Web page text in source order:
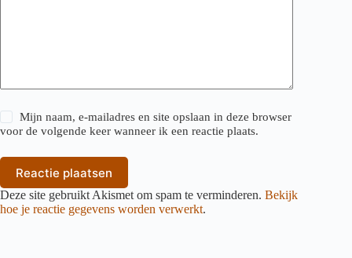
Mijn naam, e-mailadres en site opslaan in deze browser
voor de volgende keer wanneer ik een reactie plaats.
Reactie plaatsen
Deze site gebruikt Akismet om spam te verminderen. Bekijk
hoe je reactie gegevens worden verwerkt.